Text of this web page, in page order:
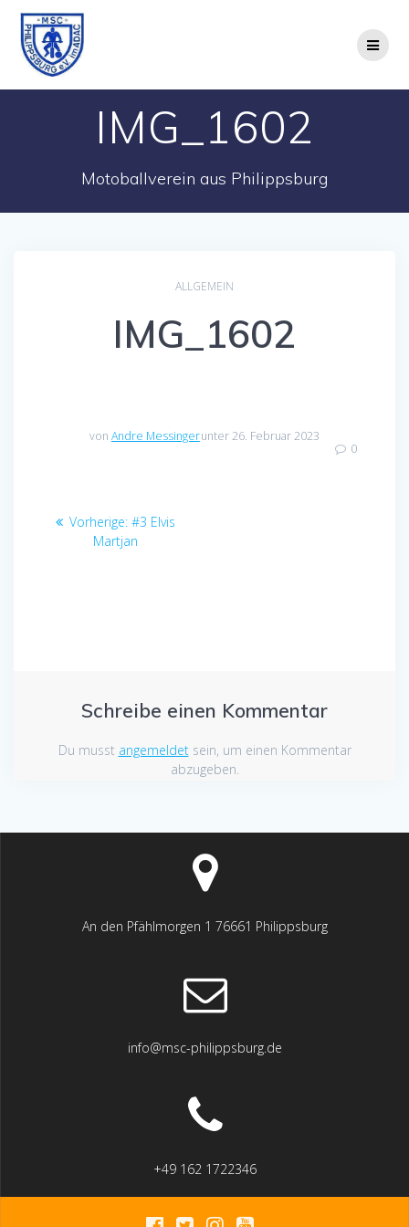
IMG_1602
Motoballverein aus Philippsburg
ALLGEMEIN
IMG_1602
von Andre Messingerunter 26. Februar 2023
0
Beitragsnavigation
Vorherige: Vorheriger
Beitrag:
#3 Elvis
Martjan
Schreibe einen Kommentar
Du musst angemeldetsein, um einen Kommentar
abzugeben.
An den Pfählmorgen 1 76661 Philippsburg
info@msc-philippsburg.de
+49 162 1722346